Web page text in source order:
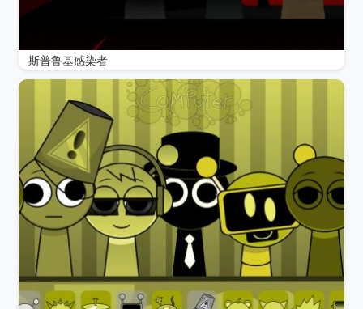
斯普鲁基感染者